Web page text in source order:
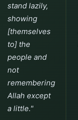
stand lazily,
showing
[themselves
to] the
people and
not
remembering
Allah except
a little."